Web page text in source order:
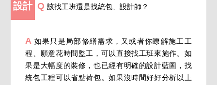
設計 Q該找工班還是找統包、設計師？
A 如果只是局部修繕需求，又或者你瞭解施工工
程、願意花時間監工，可以直接找工班來施作。如
果是大幅度的裝修，也已經有明確的設計藍圖，找
統包工程可以省點荷包。如果沒時間好好分析以上